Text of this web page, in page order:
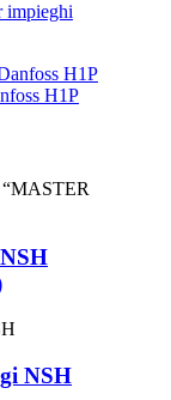
impieghi
H1P
NSH